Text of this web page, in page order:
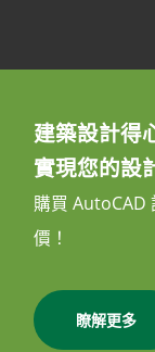
建築設計得
實現您的設
購買 AutoCAD
價！
瞭解更多